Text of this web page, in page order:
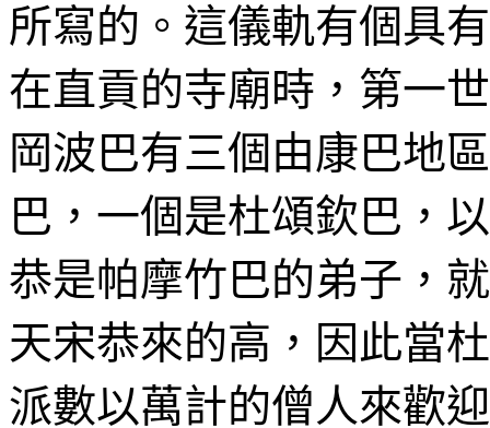
所寫的。這儀軌有個具
在直貢的寺廟時，第一
岡波巴有三個 由康巴地區
巴 ，一個是杜頌欽巴 ，
恭是帕摩竹巴的弟子，
天宋恭來的高，因此當
派數以萬計的僧人來歡